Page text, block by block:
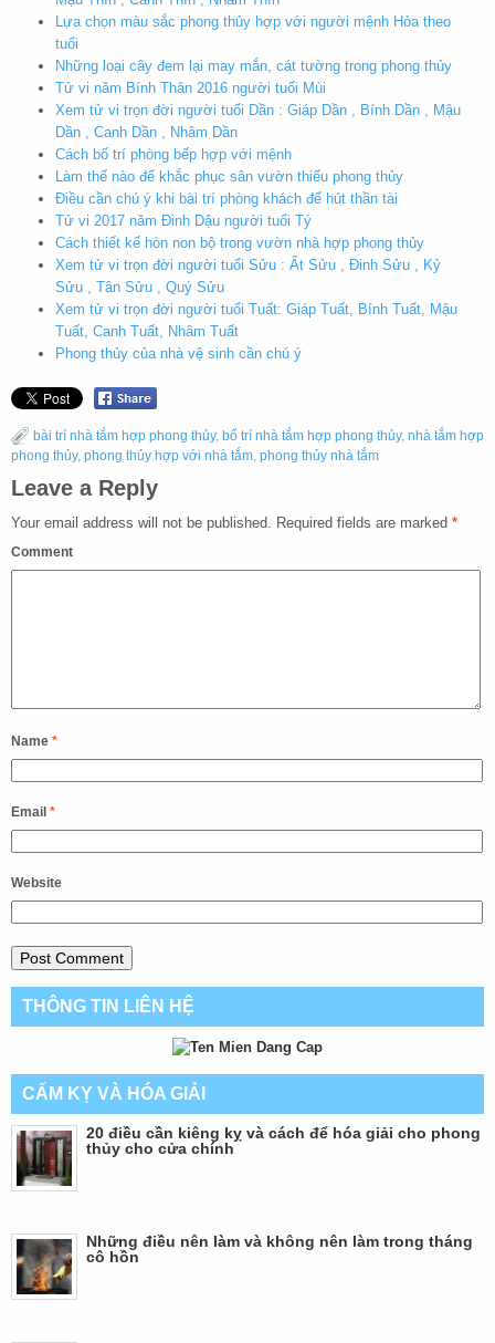
Lựa chọn màu sắc phong thủy hợp với người mệnh Hỏa theo
tuổi
Những loại cây đem lại may mắn, cát tường trong phong thủy
Tử vi năm Bính Thân 2016 người tuổi Mùi
Xem tử vi trọn đời người tuổi Dần : Giáp Dần , Bính Dần , Mậu
Dần , Canh Dần , Nhâm Dần
Cách bố trí phòng bếp hợp với mệnh
Làm thế nào để khắc phục sân vườn thiếu phong thủy
Điều cần chú ý khi bài trí phòng khách để hút thần tài
Tử vi 2017 năm Đinh Dậu người tuổi Tý
Cách thiết kế hòn non bộ trong vườn nhà hợp phong thủy
Xem tử vi trọn đời người tuổi Sửu : Ất Sửu , Đinh Sửu , Kỷ
Sửu , Tân Sửu , Quý Sửu
Xem tử vi trọn đời người tuổi Tuất: Giáp Tuất, Bính Tuất, Mậu
Tuất, Canh Tuất, Nhâm Tuất
Phong thủy của nhà vệ sinh cần chú ý
bài trí nhà tắm hợp phong thủy, bố trí nhà tắm hợp phong thủy, nhà tắm hợp
phong thủy, phong thủy hợp với nhà tắm, phong thủy nhà tắm
Leave a Reply
Your email address will not be published. Required fields are marked *
Comment
Name *
Email *
Website
THÔNG TIN LIÊN HỆ
CẤM KỴ VÀ HÓA GIẢI
20 điều cần kiêng kỵ và cách để hóa giải cho phong
thủy cho cửa chính
Những điều nên làm và không nên làm trong tháng
cô hồn